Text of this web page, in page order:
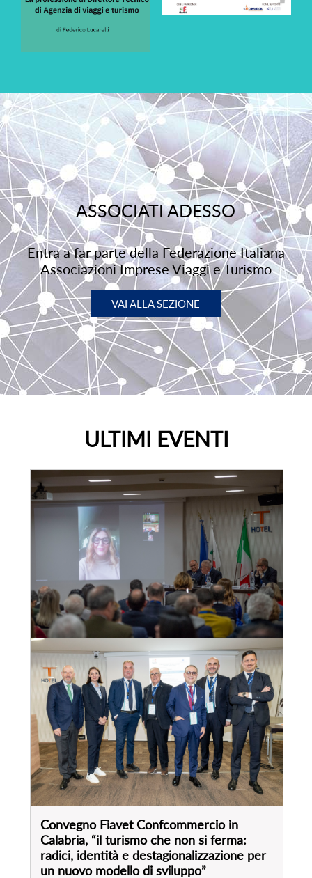
ASSOCIATI ADESSO
Entra a far parte della Federazione Italiana
Associazioni Imprese Viaggi e Turismo
VAI ALLA SEZIONE
ULTIMI EVENTI
Convegno Fiavet Confcommercio in
Calabria, “il turismo che non si ferma:
radici, identità e destagionalizzazione per
un nuovo modello di sviluppo”
28mar, 2025
VEDI EVENTO